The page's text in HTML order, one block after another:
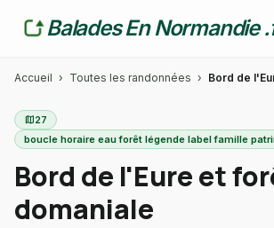
Balades En Normandie
Accueil › Toutes les randonnées › Bord de
map27
boucle horaire eau forêt légende label famille
Bord de l'Eure et
domaniale